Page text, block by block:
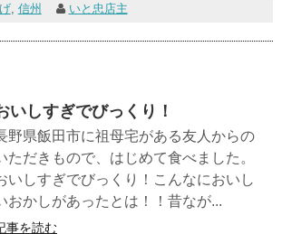
, 信州 いと忠店主
いしすぎでびっくり！
野県飯田市に祖母宅がある友人からの
ただきもので、はじめて食べました。
いしすぎでびっくり！こんなにおいし
おかしがあったとは！！昔なが...
事を読む